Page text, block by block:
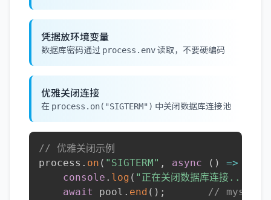
凭据放环境变量
数据库密码通过 process.env读取，不要硬编码
优雅关闭连接
在 process.on("SIGTERM") 中关闭数据库连接池
// 优雅关闭示例
process . on ( "SIGTERM" , async ( ) =>
console . log ( "正在关闭数据库连接..."
await
pool . end ( ) ;
// mysql2